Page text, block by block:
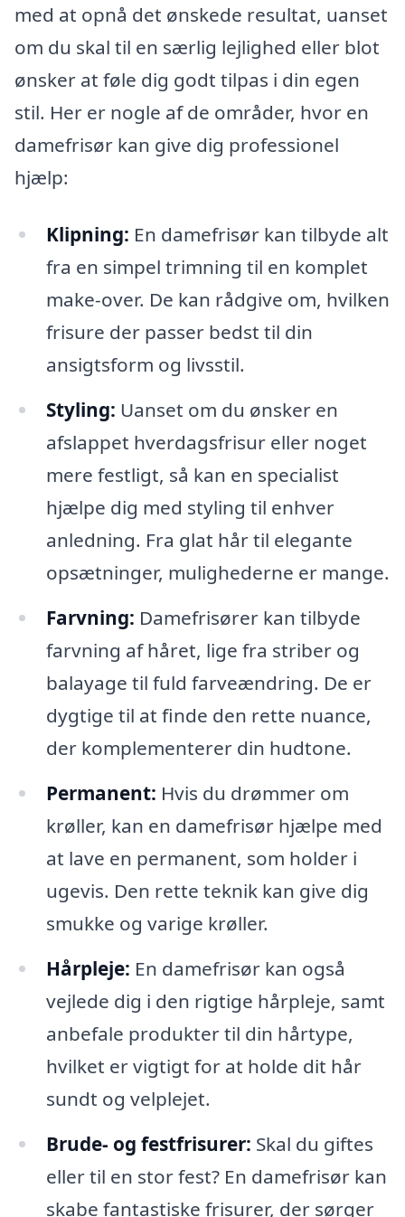
med at opnå det ønskede resultat, uanset
om du skal til en særlig lejlighed eller blot
ønsker at føle dig godt tilpas i din egen
stil. Her er nogle af de områder, hvor en
damefrisør kan give dig professionel
hjælp:
Klipning: En damefrisør kan tilbyde alt
fra en simpel trimning til en komplet
make-over. De kan rådgive om, hvilken
frisure der passer bedst til din
ansigtsform og livsstil.
Styling: Uanset om du ønsker en
afslappet hverdagsfrisur eller noget
mere festligt, så kan en specialist
hjælpe dig med styling til enhver
anledning. Fra glat hår til elegante
opsætninger, mulighederne er mange.
Farvning: Damefrisører kan tilbyde
farvning af håret, lige fra striber og
balayage til fuld farveændring. De er
dygtige til at finde den rette nuance,
der komplementerer din hudtone.
Permanent: Hvis du drømmer om
krøller, kan en damefrisør hjælpe med
at lave en permanent, som holder i
ugevis. Den rette teknik kan give dig
smukke og varige krøller.
Hårpleje: En damefrisør kan også
vejlede dig i den rigtige hårpleje, samt
anbefale produkter til din hårtype,
hvilket er vigtigt for at holde dit hår
sundt og velplejet.
Brude- og festfrisurer: Skal du giftes
eller til en stor fest? En damefrisør kan
skabe fantastiske frisurer, der sørger